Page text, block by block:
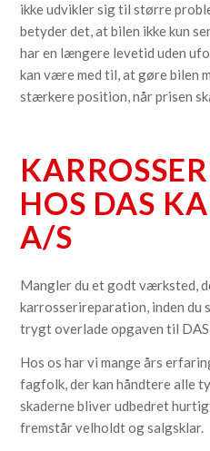
ikke udvikler sig til større
betyder det, at bilen ikke kun
har en længere levetid uden
kan være med til, at gøre bilen
stærkere position, når prisen
HOS DAS
A/S
Mangler du et godt værksted,
karrosserireparation, inden du
trygt overlade opgaven til
Hos os har vi mange års
fagfolk, der kan håndtere alle
skaderne bliver udbedret
fremstår velholdt og salgsklar.